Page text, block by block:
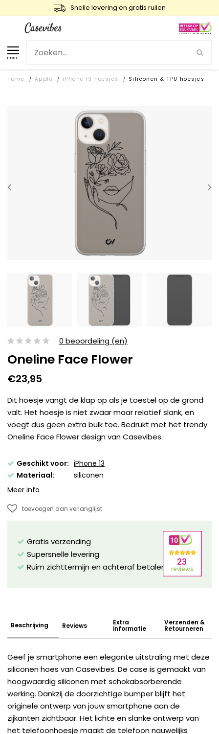
Snelle levering en gratis ruilen
menu
Home / Apple / iPhone 13 hoesjes / Siliconen & TPU hoesjes
0 beoordeling (en)
Oneline Face Flower
€23,95
Dit hoesje vangt de klap op als je toestel op de grond
valt. Het hoesje is niet zwaar maar relatief slank, en
voegt dus geen extra bulk toe. Bedrukt met het trendy
Oneline Face Flower design van Casevibes.
Geschikt voor: iPhone 13
Materiaal:
siliconen
Meer info
toevoegen aan verlanglijst
Gratis verzending
Supersnelle levering
Ruim zichttermijn en achteraf betalen mogelijk!
Beschrijving Reviews Extra
informatie
Verzenden &
Retourneren
Geef je smartphone een elegante uitstraling met deze
siliconen hoes van Casevibes. De case is gemaakt van
hoogwaardig siliconen met schokabsorberende
werking. Dankzij de doorzichtige bumper blijft het
originele ontwerp van jouw smartphone aan de
zijkanten zichtbaar. Het lichte en slanke ontwerp van
het telefoonhoesje maakt de telefoon nauwelijks